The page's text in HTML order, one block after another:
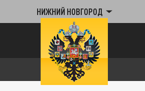
НИЖНИЙ НОВГОРОД